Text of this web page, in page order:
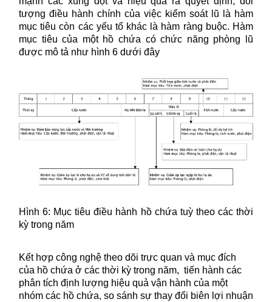
tượng điều hành chính của việc kiểm soát lũ là hàm
mục tiêu còn các yếu tố khác là hàm ràng buộc. Hàm
mục tiêu của một hồ chứa có chức năng phòng lũ
được mô tả như hình 6 dưới đây
Hình 6: Mục tiêu điều hành hồ chứa tuỳ theo các thời
kỳ trong năm
Kết hợp công nghệ theo dõi trực quan và mục đích
của hồ chứa ở các thời kỳ trong năm, tiến hành các
phân tích định lượng hiệu quả vận hành của một
nhóm các hồ chứa, so sánh sự thay đổi biên lợi nhuận